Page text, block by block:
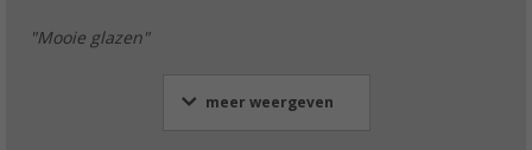
"Mooie glazen"
meer weergeven